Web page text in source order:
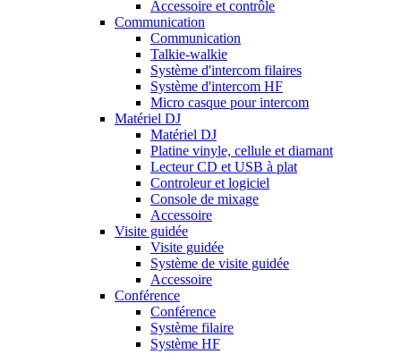
Accessoire et contrôle
Communication
Communication
Talkie-walkie
Système d'intercom filaires
Système d'intercom HF
Micro casque pour intercom
Matériel DJ
Matériel DJ
Platine vinyle, cellule et diamant
Lecteur CD et USB à plat
Controleur et logiciel
Console de mixage
Accessoire
Visite guidée
Visite guidée
Système de visite guidée
Accessoire
Conférence
Conférence
Système filaire
Système HF